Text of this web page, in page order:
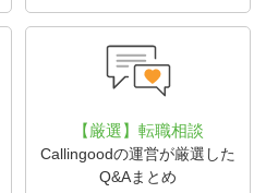
【厳選】転職相談
Callingoodの運営が厳選した
Q&Aまとめ